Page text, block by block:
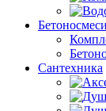
Сантехника